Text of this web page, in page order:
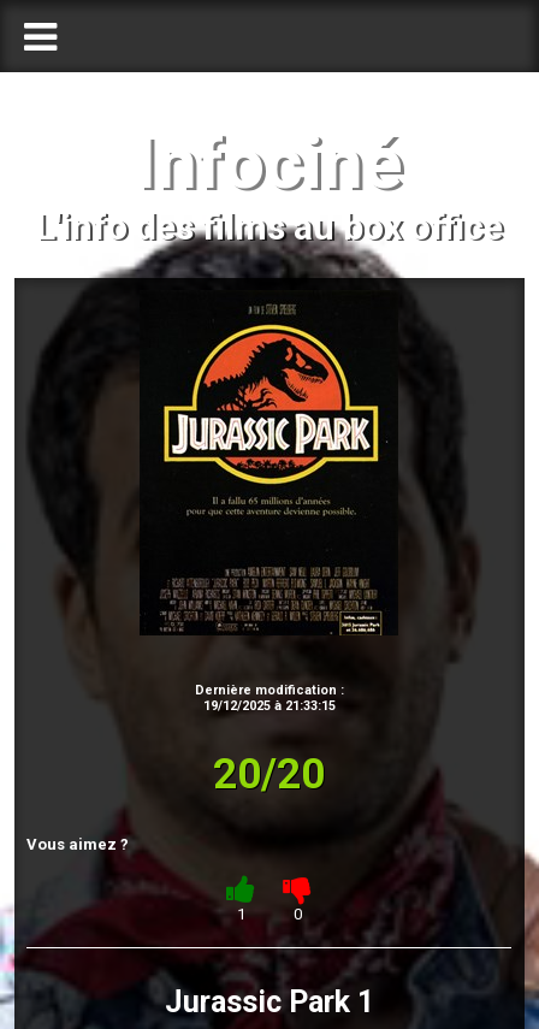
Infociné
L'info des films au box office
Dernière modification :
19/12/2025 à 21:33:15
20/20
Vous aimez ?
1 0
Jurassic Park 1